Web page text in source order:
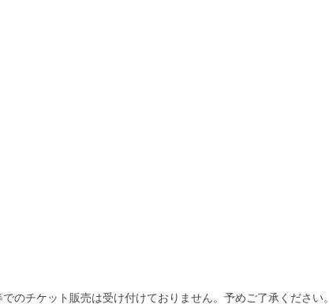
チケット販売は受け付けておりません。予めご了承ください。